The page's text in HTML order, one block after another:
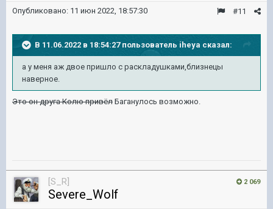
#11
Опубликовано: 11 июн 2022, 18:57:30
В 11.06.2022 в 18:54:27 пользователь iheya сказал:
а у меня аж двое пришло с раскладушками,близнецы
наверное.
Это он друга Колю привёл Баганулось возможно.
2 069
[S_R]
Severe_Wolf